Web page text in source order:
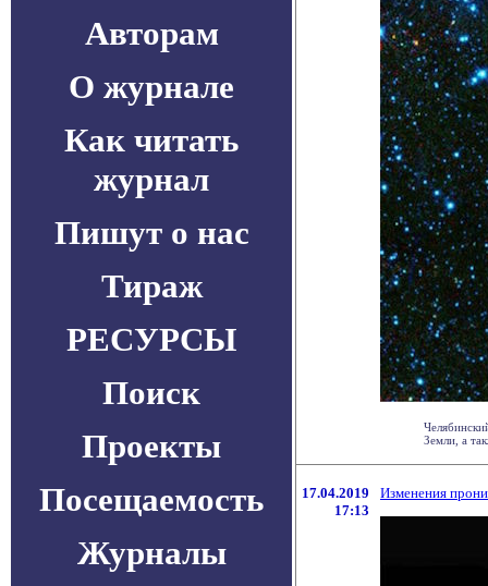
Авторам
О журнале
Как читать
журнал
Пишут о нас
Тираж
РЕСУРСЫ
Поиск
Проекты
Посещаемость
Журналы
Земли, а
17.04.2019
17:13
Изменения